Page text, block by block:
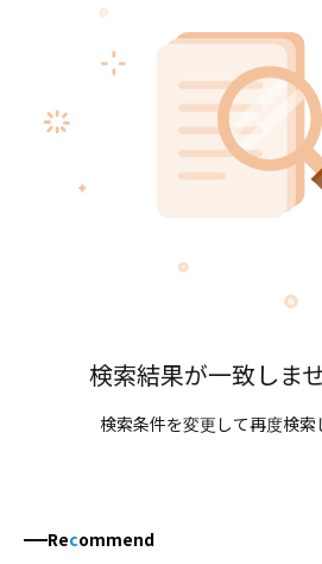
検索結果が一致しま
検索条件を変更して再度検索
Recommend